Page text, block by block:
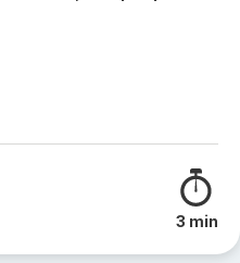
3 min